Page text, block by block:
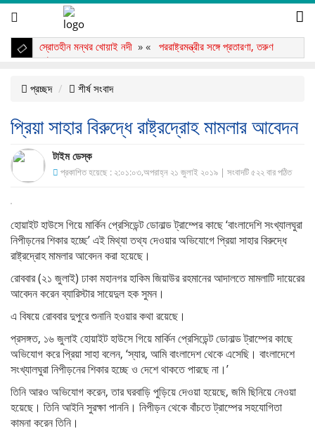
স্রোতহীন মন্থর খোয়াই নদী » « পররাষ্ট্রমন্ত্রীর সঙ্গে প্রতারণা, তরুণ
আটক» «
প্রচ্ছদ
শীর্ষ সংবাদ
প্রিয়া সাহার বিরুদ্ধে রাষ্ট্রদ্রোহ মামলার আবেদন
টাইম ডেস্ক
প্রকাশিত হয়েছে : ২:০১:০৩,অপরাহ্ন ২১ জুলাই ২০১৯ | সংবাদটি ৫২২ বার পঠিত
হোয়াইট হাউসে গিয়ে মার্কিন প্রেসিডেন্ট ডোনাল্ড ট্রাম্পের কাছে ‘বাংলাদেশি সংখ্যালঘুরা
নিপীড়নের শিকার হচ্ছে’ এই মিথ্যা তথ্য দেওয়ার অভিযোগে প্রিয়া সাহার বিরুদ্ধে
রাষ্ট্রদ্রোহ মামলার আবেদন করা হয়েছে।
রোববার (২১ জুলাই) ঢাকা মহানগর হাকিম জিয়াউর রহমানের আদালতে মামলাটি দায়েরের
আবেদন করেন ব্যারিস্টার সায়েদুল হক সুমন।
এ বিষয়ে রোববার দুপুরে শুনানি হওয়ার কথা রয়েছে।
প্রসঙ্গত, ১৬ জুলাই হোয়াইট হাউসে গিয়ে মার্কিন প্রেসিডেন্ট ডোনাল্ড ট্রাম্পের কাছে
অভিযোগ করে প্রিয়া সাহা বলেন, ‘স্যার, আমি বাংলাদেশ থেকে এসেছি। বাংলাদেশে
সংখ্যালঘুরা নিপীড়নের শিকার হচ্ছে ও দেশে থাকতে পারছে না।’
তিনি আরও অভিযোগ করেন, তার ঘরবাড়ি পুড়িয়ে দেওয়া হয়েছে, জমি ছিনিয়ে নেওয়া
হয়েছে। তিনি আইনি সুরক্ষা পাননি। নিপীড়ন থেকে বাঁচতে ট্রাম্পের সহযোগিতা
কামনা করেন তিনি।